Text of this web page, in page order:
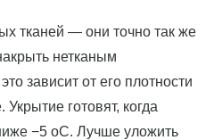
тканей — они точно так же
нетканым
зависит от его плотности
готовят, когда
−5 оС. Лучше уложить